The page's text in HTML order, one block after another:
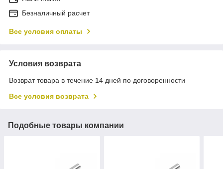
Безналичный расчет
Все условия оплаты
Условия возврата
Возврат товара в течение 14 дней по договоренности
Все условия возврата
Подобные товары компании